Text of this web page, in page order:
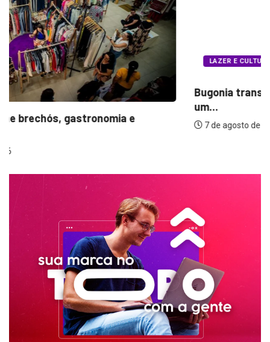
LAZER E CULTURA
Bugonia transforma paranoia e conspiração em
7 de agosto de 2026